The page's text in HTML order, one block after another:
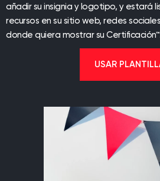
añadir su insignia y logotipo, y estará
recursos en su sitio web, redes
donde quiera mostrar su
USAR